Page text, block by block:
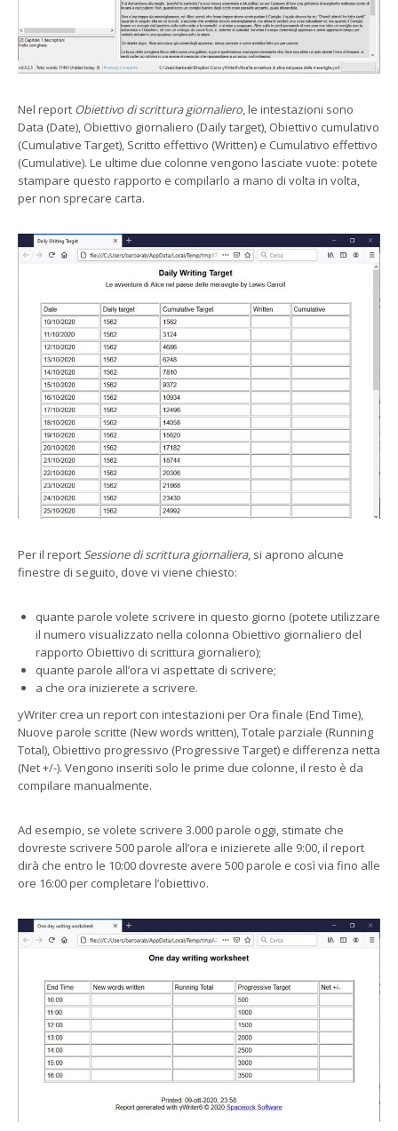
Nel report Obiettivo di scrittura giornaliero, le intestazioni sono
Data (Date), Obiettivo giornaliero (Daily target), Obiettivo cumulativo
(Cumulative Target), Scritto effettivo (Written) e Cumulativo effettivo
(Cumulative). Le ultime due colonne vengono lasciate vuote: potete
stampare questo rapporto e compilarlo a mano di volta in volta,
per non sprecare carta.
Per il report Sessione di scrittura giornaliera, si aprono alcune
finestre di seguito, dove vi viene chiesto:
quante parole volete scrivere in questo giorno (potete utilizzare
il numero visualizzato nella colonna Obiettivo giornaliero del
rapporto Obiettivo di scrittura giornaliero);
quante parole all’ora vi aspettate di scrivere;
a che ora inizierete a scrivere.
yWriter crea un report con intestazioni per Ora finale (End Time),
Nuove parole scritte (New words written), Totale parziale (Running
Total), Obiettivo progressivo (Progressive Target) e differenza netta
(Net +/-). Vengono inseriti solo le prime due colonne, il resto è da
compilare manualmente.
Ad esempio, se volete scrivere 3.000 parole oggi, stimate che
dovreste scrivere 500 parole all’ora e inizierete alle 9:00, il report
dirà che entro le 10:00 dovreste avere 500 parole e così via fino alle
ore 16:00 per completare l’obiettivo.